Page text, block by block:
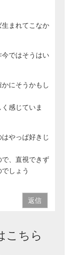
まれてこなか
ではそうはい
かにそうかもし
感じていま
やっぱ好きじ
、直視できず
しょう
返信
こちら